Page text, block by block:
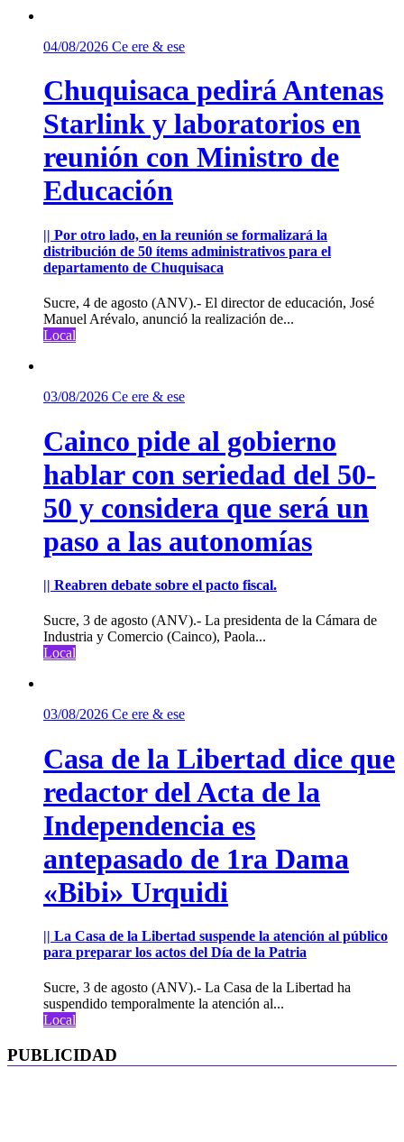
04/08/2026 Ce ere & ese
Chuquisaca pedirá Antenas
Starlink y laboratorios en
reunión con Ministro de
Educación
|| Por otro lado, en la reunión se formalizará la
distribución de 50 ítems administrativos para el
departamento de Chuquisaca
Sucre, 4 de agosto (ANV).- El director de educación, José
Manuel Arévalo, anunció la realización de...
Local
03/08/2026 Ce ere & ese
Cainco pide al gobierno
hablar con seriedad del 50-
50 y considera que será un
paso a las autonomías
|| Reabren debate sobre el pacto fiscal.
Sucre, 3 de agosto (ANV).- La presidenta de la Cámara de
Industria y Comercio (Cainco), Paola...
Local
03/08/2026 Ce ere & ese
Casa de la Libertad dice que
redactor del Acta de la
Independencia es
antepasado de 1ra Dama
«Bibi» Urquidi
|| La Casa de la Libertad suspende la atención al público
para preparar los actos del Día de la Patria
Sucre, 3 de agosto (ANV).- La Casa de la Libertad ha
suspendido temporalmente la atención al...
Local
PUBLICIDAD